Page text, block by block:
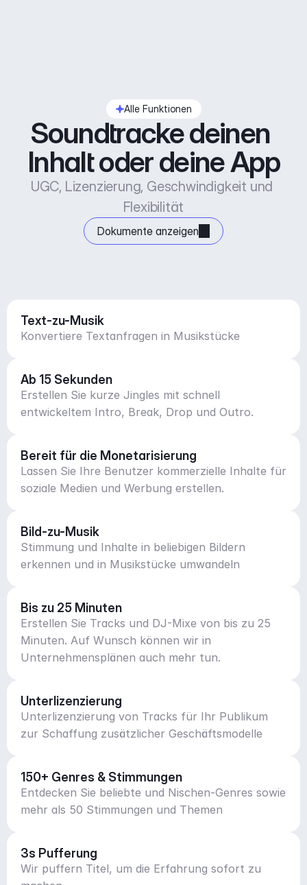
Alle Funktionen
Soundtracke deinen
Inhalt oder deine App
UGC, Lizenzierung, Geschwindigkeit und
Flexibilität
Dokumente anzeigen
Text-zu-Musik
Konvertiere Textanfragen in Musikstücke
Ab 15 Sekunden
Erstellen Sie kurze Jingles mit schnell
entwickeltem Intro, Break, Drop und Outro.
Bereit für die Monetarisierung
Lassen Sie Ihre Benutzer kommerzielle Inhalte für
soziale Medien und Werbung erstellen.
Bild-zu-Musik
Stimmung und Inhalte in beliebigen Bildern
erkennen und in Musikstücke umwandeln
Bis zu 25 Minuten
Erstellen Sie Tracks und DJ-Mixe von bis zu 25
Minuten. Auf Wunsch können wir in
Unternehmensplänen auch mehr tun.
Unterlizenzierung
Unterlizenzierung von Tracks für Ihr Publikum
zur Schaffung zusätzlicher Geschäftsmodelle
150+ Genres & Stimmungen
Entdecken Sie beliebte und Nischen-Genres sowie
mehr als 50 Stimmungen und Themen
3s Pufferung
Wir puffern Titel, um die Erfahrung sofort zu